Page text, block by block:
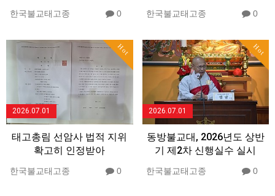
한국불교태고종 0 한국불교태고종 0
Hot
2026.07.01
태고총림 선암사 법적 지위
확고히 인정받아
한국불교태고종 0
Hot
2026.07.01
동방불교대, 2026년도 상반
기 제2차 신행실수 실시
한국불교태고종 0